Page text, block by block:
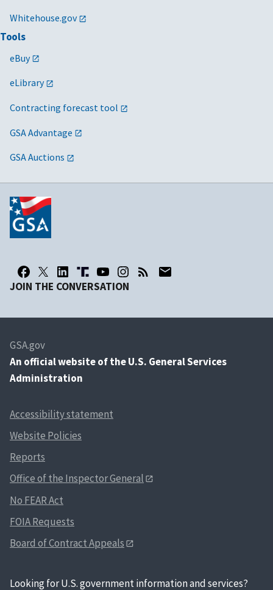
Whitehouse.gov
Tools
eBuy
eLibrary
Contracting forecast tool
GSA Advantage
GSA Auctions
JOIN THE CONVERSATION
GSA.gov
An official website of the U.S. General Services
Administration
Accessibility statement
Website Policies
Reports
Office of the Inspector General
No FEAR Act
FOIA Requests
Board of Contract Appeals
Looking for U.S. government information and services?